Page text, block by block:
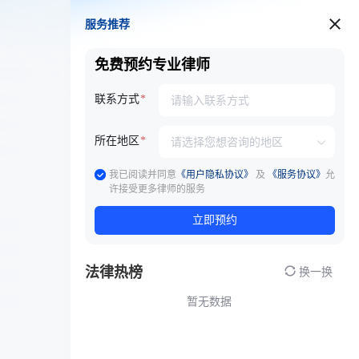
服务推荐
服务推荐
免费预约专业律师
联系方式
所在地区
我已阅读并同意 《用户隐私协议》 及 《服务协议》 允
许接受更多律师的服务
立即预约
法律热榜 换一换
暂无数据